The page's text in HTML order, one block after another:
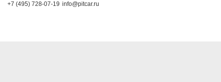
+7 (495) 728-07-19 info@pitcar.ru